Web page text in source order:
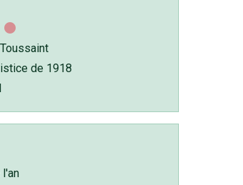
de 1918